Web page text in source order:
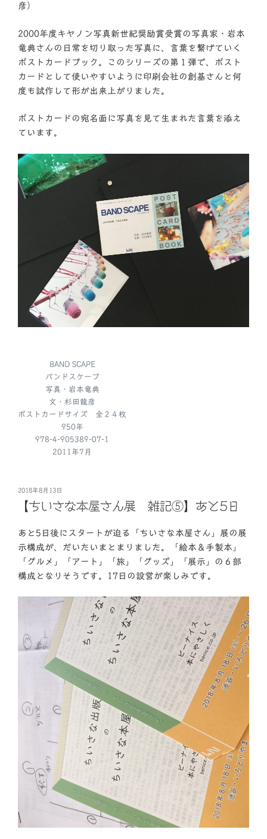
彦）
2000年度キヤノン写真新世紀奨励賞受賞の写真家・岩本
竜典さんの日常を切り取った写真に、言葉を繋げていく
ポストカードブック。このシリーズの第１弾で、ポスト
カードとして使いやすいように印刷会社の創基さんと何
度も試作して形が出来上がりました。
ポストカードの宛名面に写真を見て生まれた言葉を添え
ています。
BAND SCAPE
バンドスケープ
写真・岩本竜典
文・杉田龍彦
ポストカードサイズ 全２４枚
950年
978-4-905389-07-1
2011年7月
投
日:
2018年8月13日
【ちいさな本屋さん展 雑記⑤】あと5日
あと5日後にスタートが迫る「ちいさな本屋さん」展の展
示構成が、だいたいまとまりました。「絵本＆手製本」
「グルメ」「アート」「旅」「グッズ」「展示」の６部
構成となりそうです。17日の設営が楽しみです。